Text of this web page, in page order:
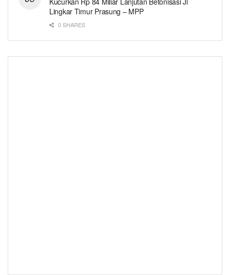
Lingkar Timur Prasung – MPP
0 SHARES